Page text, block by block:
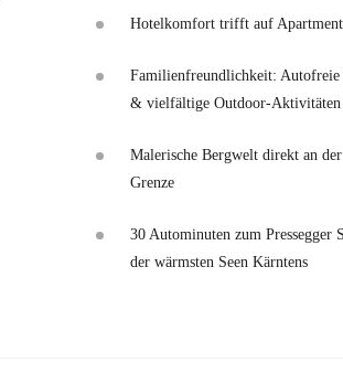
Hotelkomfort trifft auf
Familienfreundlichkeit: Autofreie
& vielfältige Outdoor-Aktivitäten
Malerische Bergwelt direkt an
Grenze
30 Autominuten zum Pressegger
der wärmsten Seen Kärntens